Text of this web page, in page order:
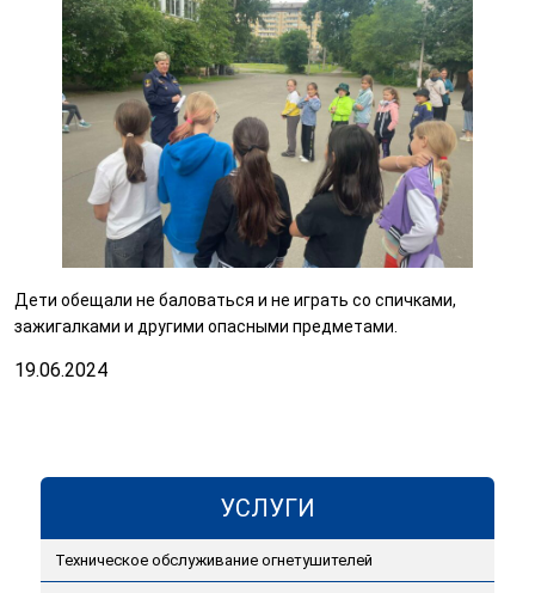
Дети обещали не баловаться и не играть со спичками,
зажигалками и другими опасными предметами.
19.06.2024
УСЛУГИ
Техническое обслуживание огнетушителей